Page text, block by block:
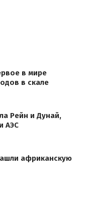
в мире
в скале
Рейн и Дунай,
АЭС
африканскую